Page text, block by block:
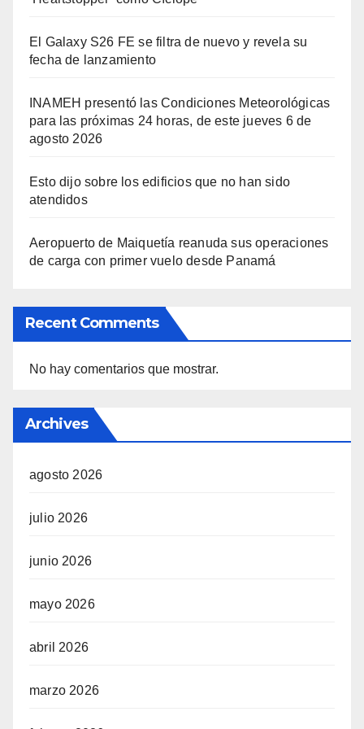
El Galaxy S26 FE se filtra de nuevo y revela su
fecha de lanzamiento
INAMEH presentó las Condiciones Meteorológicas
para las próximas 24 horas, de este jueves 6 de
agosto 2026
Esto dijo sobre los edificios que no han sido
atendidos
Aeropuerto de Maiquetía reanuda sus operaciones
de carga con primer vuelo desde Panamá
Recent Comments
No hay comentarios que mostrar.
Archives
agosto 2026
julio 2026
junio 2026
mayo 2026
abril 2026
marzo 2026